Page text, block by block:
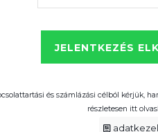
és számlázási célból kérjük,
részletesen itt